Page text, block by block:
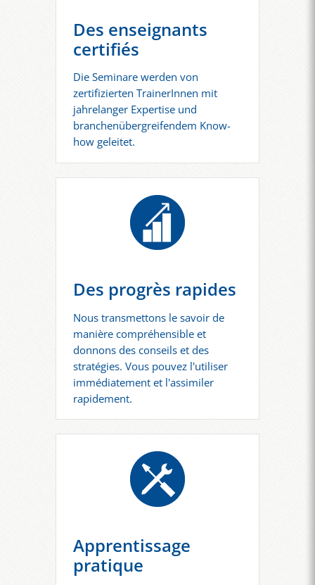
Des enseignants
certifiés
Die Seminare werden von
zertifizierten TrainerInnen mit
jahrelanger Expertise und
branchenübergreifendem Know-
how geleitet.
Des progrès rapides
Nous transmettons le savoir de
manière compréhensible et
donnons des conseils et des
stratégies. Vous pouvez l'utiliser
immédiatement et l'assimiler
rapidement.
Apprentissage
pratique